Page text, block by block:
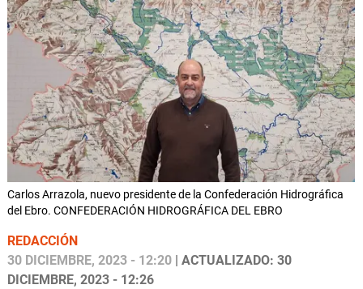
Carlos Arrazola, nuevo presidente de la Confederación Hidrográfica
del Ebro. CONFEDERACIÓN HIDROGRÁFICA DEL EBRO
REDACCIÓN
30 DICIEMBRE, 2023 - 12:20 | ACTUALIZADO: 30
DICIEMBRE, 2023 - 12:26